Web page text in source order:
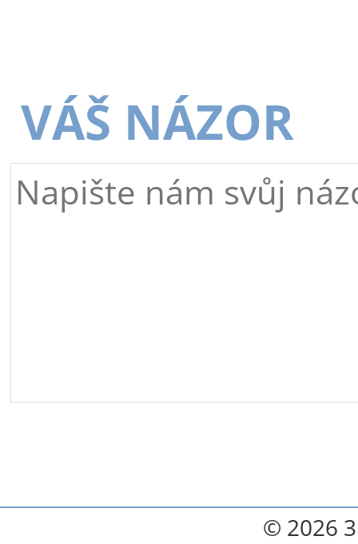
VÁŠ NÁZOR
© 2026